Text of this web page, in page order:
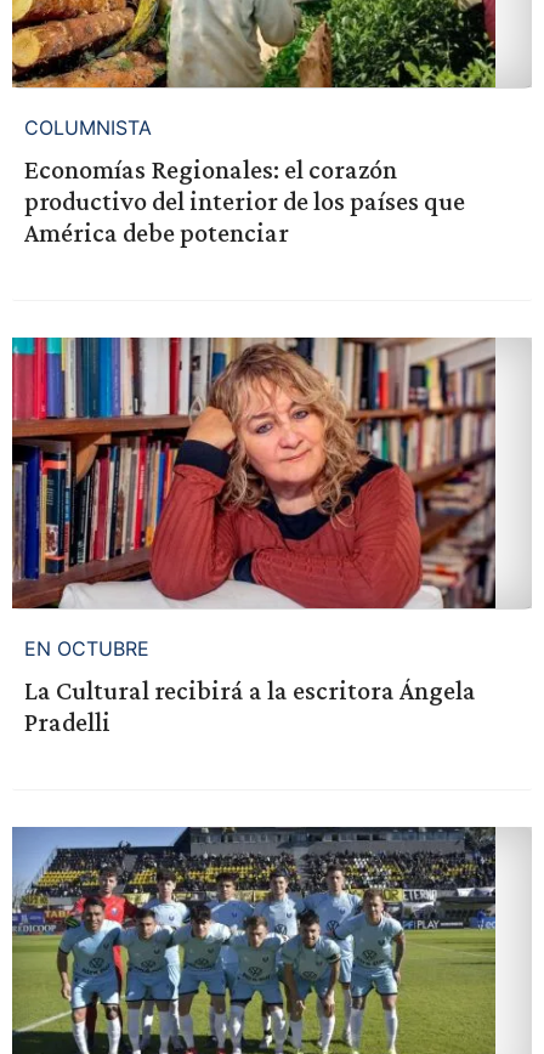
COLUMNISTA
Economías Regionales: el corazón
productivo del interior de los países que
América debe potenciar
EN OCTUBRE
La Cultural recibirá a la escritora Ángela
Pradelli